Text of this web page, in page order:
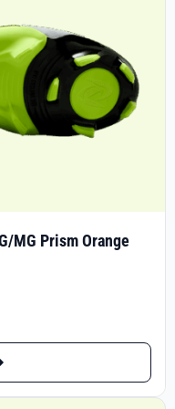
MG Prism Orange